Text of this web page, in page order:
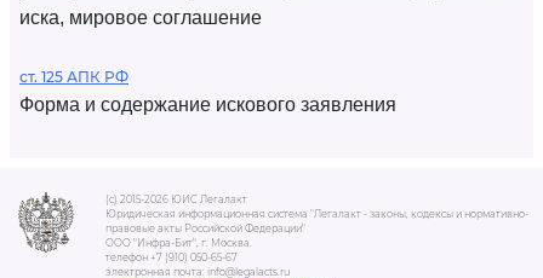
иска, мировое соглашение
ст. 125 АПК РФ
Форма и содержание искового заявления
(c) 2015-2026 ЮИС Легалакт
Юридическая информационная система "Легалакт - законы, кодексы и нормативно-
правовые акты Российской Федерации"
ООО "Инфра-Бит", г. Москва.
телефон +7 (910) 050-65-67
электронная почта: info@legalacts.ru